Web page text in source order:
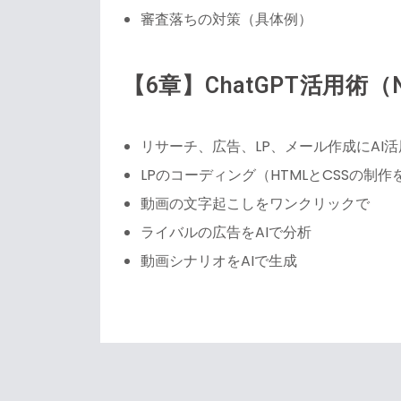
審査落ちの対策（具体例）
【6章】ChatGPT活用術（
リサーチ、広告、LP、メール作成にAI
LPのコーディング（HTMLとCSSの制作
動画の文字起こしをワンクリックで
ライバルの広告をAIで分析
動画シナリオをAIで生成